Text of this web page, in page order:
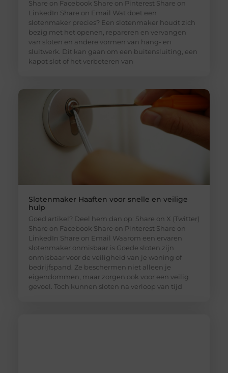
Share on Facebook Share on Pinterest Share on
LinkedIn Share on Email Wat doet een
slotenmaker precies? Een slotenmaker houdt zich
bezig met het openen, repareren en vervangen
van sloten en andere vormen van hang- en
sluitwerk. Dit kan gaan om een buitensluiting, een
kapot slot of het verbeteren van
Slotenmaker Haaften voor snelle en veilige
hulp
Goed artikel? Deel hem dan op: Share on X (Twitter)
Share on Facebook Share on Pinterest Share on
LinkedIn Share on Email Waarom een ervaren
slotenmaker onmisbaar is Goede sloten zijn
onmisbaar voor de veiligheid van je woning of
bedrijfspand. Ze beschermen niet alleen je
eigendommen, maar zorgen ook voor een veilig
gevoel. Toch kunnen sloten na verloop van tijd